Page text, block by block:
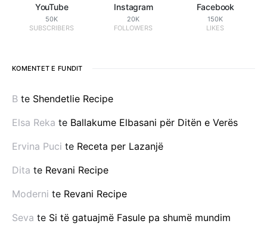
YouTube
50K
SUBSCRIBERS
Instagram
20K
FOLLOWERS
Facebook
150K
LIKES
KOMENTET E FUNDIT
B te Shendetlie Recipe
Elsa Reka te Ballakume Elbasani për Ditën e Verës
Ervina Puci te Receta per Lazanjë
Dita te Revani Recipe
Moderni te Revani Recipe
Seva te Si të gatuajmë Fasule pa shumë mundim